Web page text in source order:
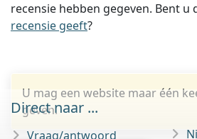
recensie hebben gegeven. Bent u
recensie geeft?
U mag een website maar één
geven.
Direct naar ...
Vraag/antwoord